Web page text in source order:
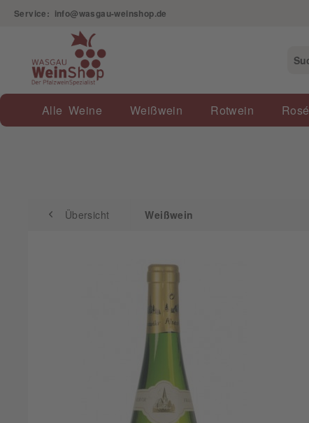
Service: info@wasgau-weinshop.de
Alle Weine Weißwein Rotwein Rosé
Übersicht Weißwein
Übersicht Weißwein